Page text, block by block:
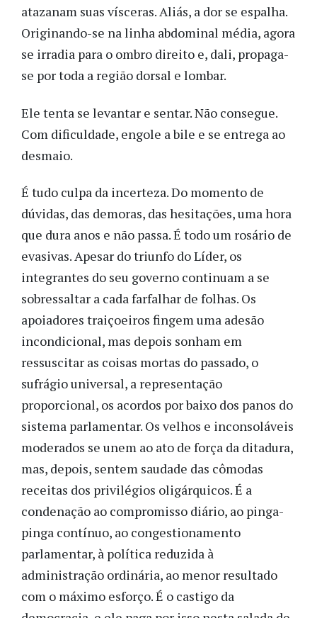
atazanam suas vísceras. Aliás, a dor se espalha.
Originando-se na linha abdominal média, agora
se irradia para o ombro direito e, dali, propaga-
se por toda a região dorsal e lombar.
Ele tenta se levantar e sentar. Não consegue.
Com dificuldade, engole a bile e se entrega ao
desmaio.
É tudo culpa da incerteza. Do momento de
dúvidas, das demoras, das hesitações, uma hora
que dura anos e não passa. É todo um rosário de
evasivas. Apesar do triunfo do Líder, os
integrantes do seu governo continuam a se
sobressaltar a cada farfalhar de folhas. Os
apoiadores traiçoeiros fingem uma adesão
incondicional, mas depois sonham em
ressuscitar as coisas mortas do passado, o
sufrágio universal, a representação
proporcional, os acordos por baixo dos panos do
sistema parlamentar. Os velhos e inconsoláveis
moderados se unem ao ato de força da ditadura,
mas, depois, sentem saudade das cômodas
receitas dos privilégios oligárquicos. É a
condenação ao compromisso diário, ao pinga-
pinga contínuo, ao congestionamento
parlamentar, à política reduzida à
administração ordinária, ao menor resultado
com o máximo esforço. É o castigo da